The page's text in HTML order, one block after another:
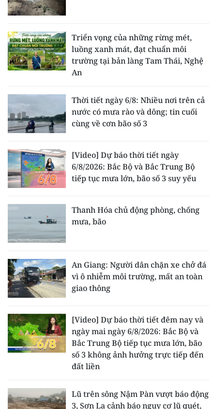
Triển vọng của những rừng mét,
luồng xanh mát, đạt chuẩn môi
trường tại bản làng Tam Thái, Nghệ
An
Thời tiết ngày 6/8: Nhiều nơi trên cả
nước có mưa rào và dông; tin cuối
cùng về cơn bão số 3
[Video] Dự báo thời tiết ngày
6/8/2026: Bắc Bộ và Bắc Trung Bộ
tiếp tục mưa lớn, bão số 3 suy yếu
Thanh Hóa chủ động phòng, chống
mưa, bão
An Giang: Người dân chặn xe chở đá
vì ô nhiễm môi trường, mất an toàn
giao thông
[Video] Dự báo thời tiết đêm nay và
ngày mai ngày 6/8/2026: Bắc Bộ và
Bắc Trung Bộ tiếp tục mưa lớn, bão
số 3 không ảnh hưởng trực tiếp đến
đất liền
Lũ trên sông Nậm Pàn vượt báo động
3, Sơn La cảnh báo nguy cơ lũ quét,